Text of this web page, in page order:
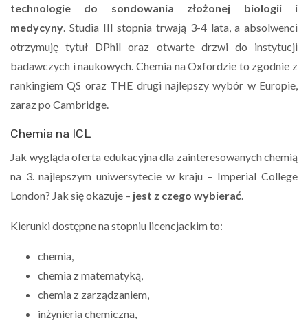
technologie do sondowania złożonej biologii i
medycyny . Studia III stopnia trwają 3-4 lata, a absolwenci
otrzymuję tytuł DPhil oraz otwarte drzwi do instytucji
badawczych i naukowych. Chemia na Oxfordzie to zgodnie z
rankingiem QS oraz THE drugi najlepszy wybór w Europie,
zaraz po Cambridge.
Chemia na ICL
Jak wygląda oferta edukacyjna dla zainteresowanych chemią
na 3. najlepszym uniwersytecie w kraju – Imperial College
London? Jak się okazuje – jest z czego wybierać
Kierunki dostępne na stopniu licencjackim to:
chemia,
chemia z matematyką,
chemia z zarządzaniem,
inżynieria chemiczna,